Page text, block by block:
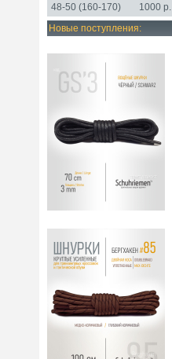
48-50 (160-170)
1000р.
Новые поступления: